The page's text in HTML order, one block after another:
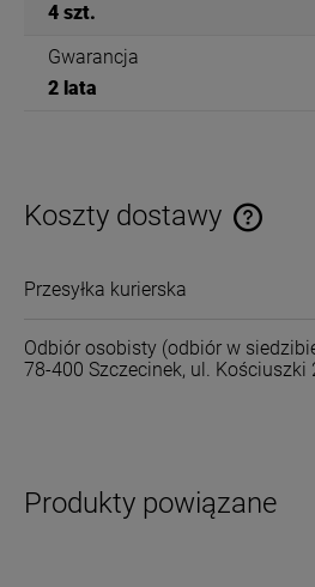
4 szt.
Gwarancja
2 lata
Koszty dostawy
Cena nie zawiera ewentualnych
Przesyłka kurierska
Odbiór osobisty (odbiór w
78-400 Szczecinek, ul. Kościuszki
Produkty powiązane